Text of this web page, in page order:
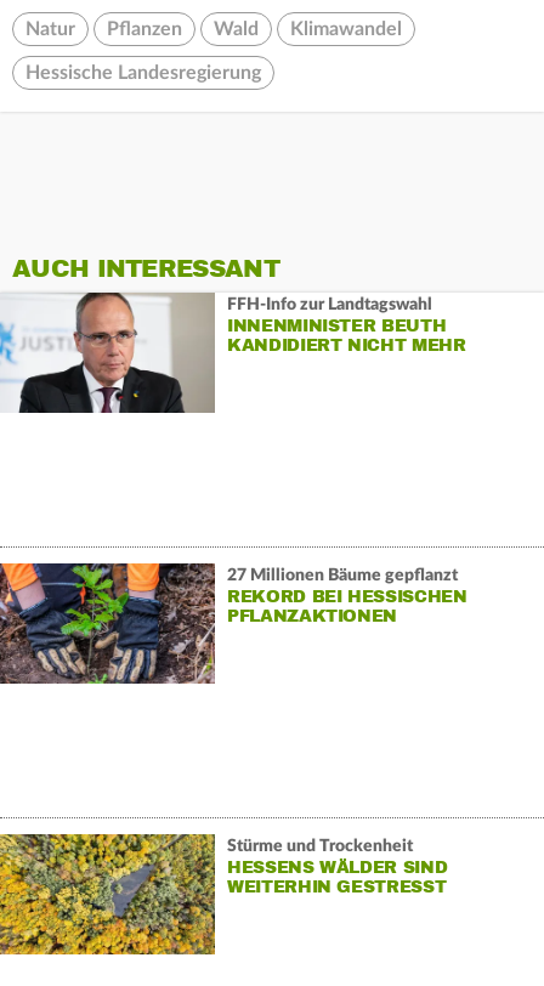
Natur Pflanzen Wald Klimawandel
Hessische Landesregierung
AUCH INTERESSANT
FFH-Info zur Landtagswahl
INNENMINISTER BEUTH
KANDIDIERT NICHT MEHR
27 Millionen Bäume gepflanzt
REKORD BEI HESSISCHEN
PFLANZAKTIONEN
Stürme und Trockenheit
HESSENS WÄLDER SIND
WEITERHIN GESTRESST